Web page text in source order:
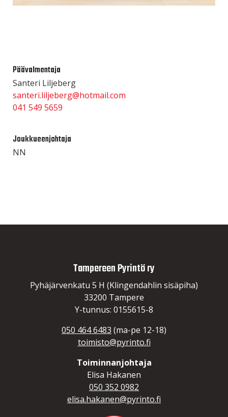
Päävalmentaja
Santeri Liljeberg
santeri.liljeberg@hotmail.com
041 549 5659
Joukkueenjohtaja
NN
Tampereen Pyrintö ry
Pyhäjärvenkatu 5 H (Klingendahlin sisäpiha)
33200 Tampere
Y-tunnus: 0155615-8
050 464 6483 (ma-pe 12-18)
toimisto@pyrinto.fi
Toiminnanjohtaja
Elisa Hakanen
050 352 0982
elisa.hakanen@pyrinto.fi